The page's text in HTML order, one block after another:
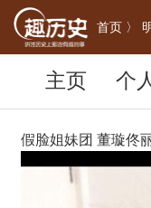
首页 〉
主页 个
假脸姐妹团 董璇佟